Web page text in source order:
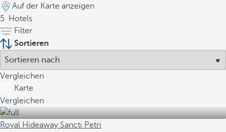
Auf der Karte anzeigen
5
Hotels
Filter
Sortieren
Vergleichen
Karte
Vergleichen
Royal Hideaway Sancti Petri